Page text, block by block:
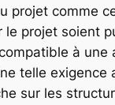
projet comme
le projet soient
à une
telle exigence
sur les